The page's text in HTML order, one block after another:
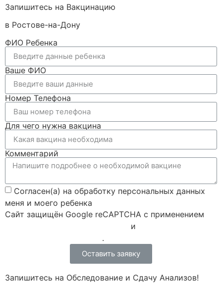
Запишитесь на Вакцинацию
в Ростове-на-Дону
ФИО Ребенка
Ваше ФИО
Номер Телефона
Для чего нужна вакцина
Комментарий
Согласен(а) на обработку персональных данных
меня и моего ребенка
Сайт защищён Google reCAPTCHA с применением
и
.
Оставить заявку
Запишитесь на Обследование и Сдачу Анализов!